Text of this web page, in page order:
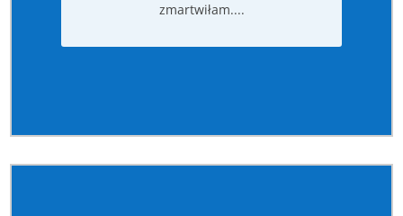
zmartwiłam....